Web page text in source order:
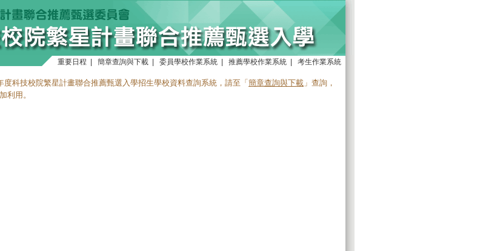
重要日程 簡章查詢與下載 委員學校作業系統 推薦學校作業系統 考生作業系統
度科技校院繁星計畫聯合推薦甄選入學招生學校資料查詢系統，請至「 簡章查詢與下載 」查詢，
利用。